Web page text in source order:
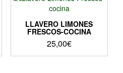
LLAVERO LIMONES
FRESCOS-COCINA
25,00€